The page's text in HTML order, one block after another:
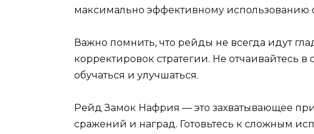
максимально эффективному использованию
Важно помнить, что рейды не всегда идут
корректировок стратегии. Не отчаивайтесь
обучаться и улучшаться.
Рейд Замок Нафрия — это захватывающее
сражений и наград. Готовьтесь к сложным